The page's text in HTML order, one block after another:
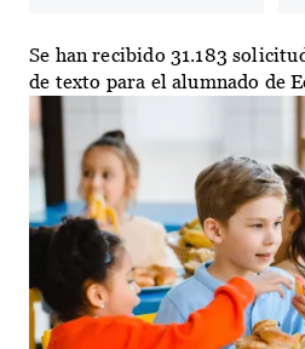
Se han recibido 31.183
de texto para el alumnado de